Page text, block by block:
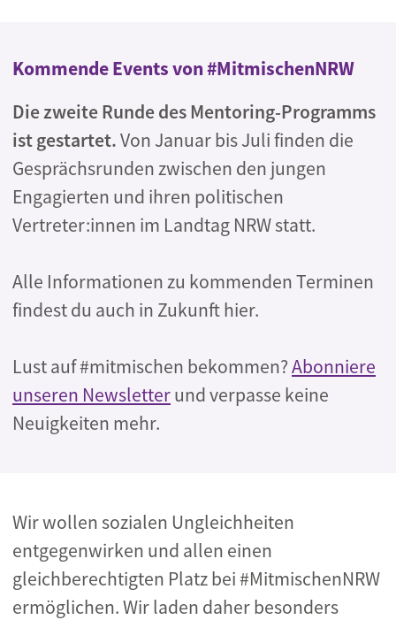
Kommende Events von #MitmischenNRW
Die zweite Runde des Mentoring-Programms
ist gestartet.Von Januar bis Juli finden die
Gesprächsrunden zwischen den jungen
Engagierten und ihren politischen
Vertreter:innen im Landtag NRW statt.
Alle Informationen zu kommenden Terminen
findest du auch in Zukunft hier.
Lust auf #mitmischen bekommen?Abonniere
unseren Newsletterund verpasse keine
Neuigkeiten mehr.
Wir wollen sozialen Ungleichheiten
entgegenwirken und allen einen
gleichberechtigten Platz bei #MitmischenNRW
ermöglichen. Wir laden daher besonders